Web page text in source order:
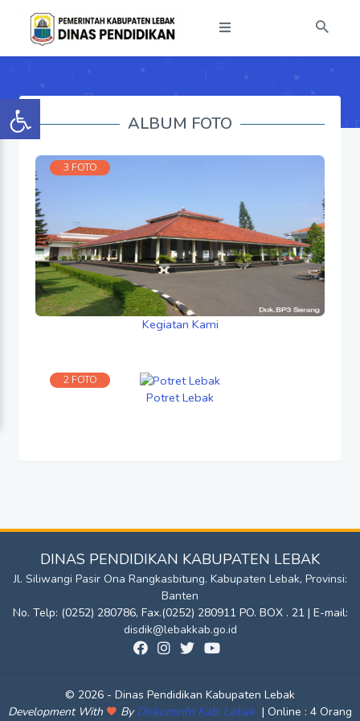
ALBUM FOTO
3 FOTO
Kegiatan Kami
2 FOTO
Potret Lebak
DINAS PENDIDIKAN KABUPATEN LEBAK
Jl. Siliwangi Pasir Ona Rangkasbitung. Kabupaten Lebak, Provinsi:
Banten
No. Telp: (0252) 280786, Fax.(0252) 280911 PO. BOX . 21 | E-mail:
disdik@lebakkab.go.id
© 2026 - Dinas Pendidikan Kabupaten Lebak
Development With
ByDiskominfo Kab. Lebak | Online : 4 Orang